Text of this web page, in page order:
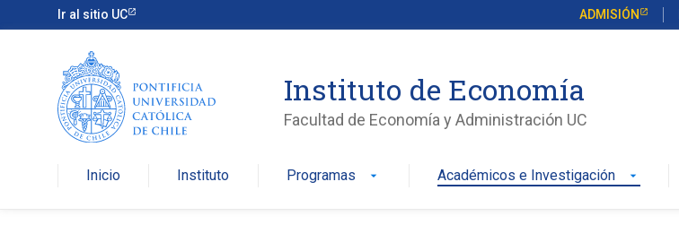
Ir al sitio UC ADMISIÓN
Instituto de Economía
Facultad de Economía y Administración UC
Inicio Instituto Programas arrow_drop_down Académicos e Investigación arrow_drop_down